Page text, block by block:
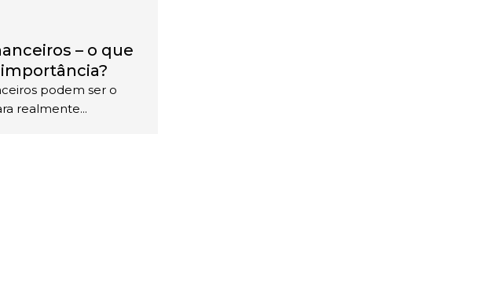
– o que
podem ser o
realmente...